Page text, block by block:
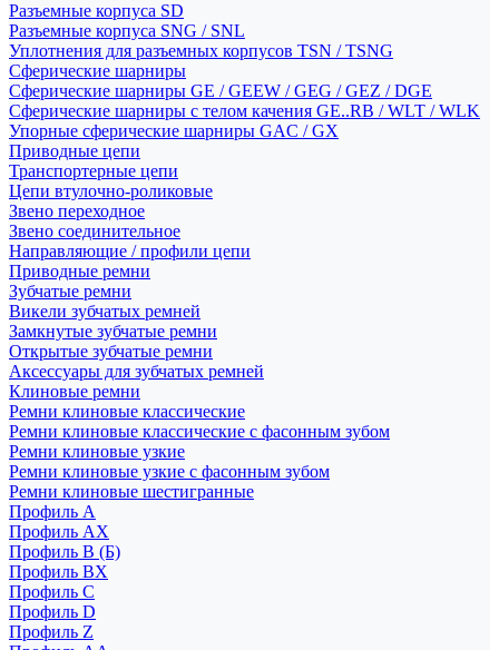
Разъемные корпуса SD
Разъемные корпуса SNG / SNL
Уплотнения для разъемных корпусов TSN / TSNG
Сферические шарниры
Сферические шарниры GE / GEEW / GEG / GEZ / DGE
Сферические шарниры с телом качения GE..RB / WLT / WLK
Упорные сферические шарниры GAC / GX
Приводные цепи
Транспортерные цепи
Цепи втулочно-роликовые
Звено переходное
Звено соединительное
Направляющие / профили цепи
Приводные ремни
Зубчатые ремни
Викели зубчатых ремней
Замкнутые зубчатые ремни
Открытые зубчатые ремни
Аксессуары для зубчатых ремней
Клиновые ремни
Ремни клиновые классические
Ремни клиновые классические с фасонным зубом
Ремни клиновые узкие
Ремни клиновые узкие с фасонным зубом
Ремни клиновые шестигранные
Профиль A
Профиль AX
Профиль B (Б)
Профиль BX
Профиль C
Профиль D
Профиль Z